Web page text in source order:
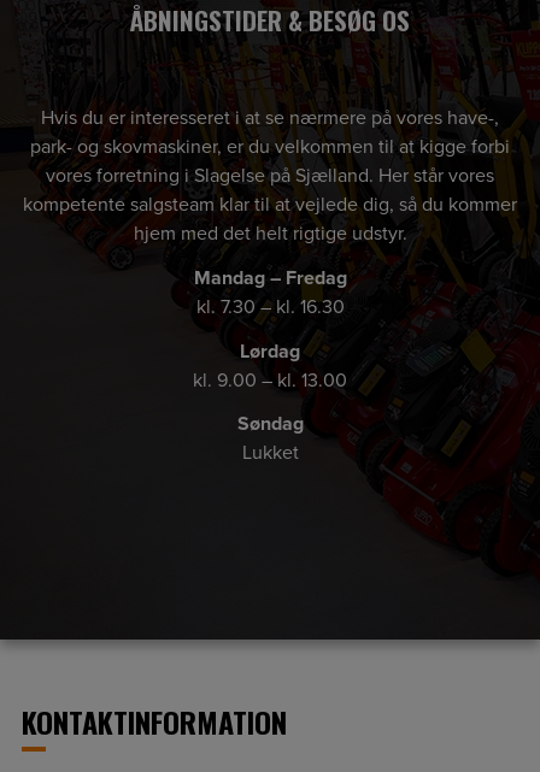
ÅBNINGSTIDER & BESØG OS
Hvis du er interesseret i at se nærmere på vores have-,
park- og skovmaskiner, er du velkommen til at kigge forbi
vores forretning i Slagelse på Sjælland. Her står vores
kompetente salgsteam klar til at vejlede dig, så du kommer
hjem med det helt rigtige udstyr.
Mandag – Fredag
kl. 7.30 – kl. 16.30
Lørdag
kl. 9.00 – kl. 13.00
Søndag
Lukket
KONTAKTINFORMATION